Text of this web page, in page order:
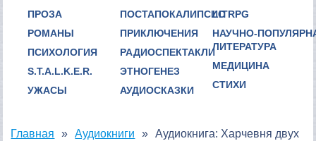
ПРОЗА
РОМАНЫ
ПСИХОЛОГИЯ
S.T.A.L.K.E.R.
УЖАСЫ
ПОСТАПОКАЛИПСИС
ПРИКЛЮЧЕНИЯ
РАДИОСПЕКТАКЛИ
ЭТНОГЕНЕЗ
АУДИОСКАЗКИ
LITRPG
НАУЧНО-
ЛИТЕРАТУРА
МЕДИЦИНА
СТИХИ
Главная Аудиокниги
Аудиокнига: Харчевня двух